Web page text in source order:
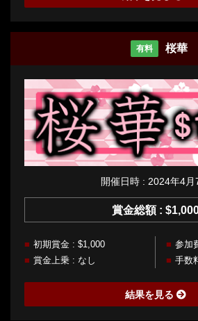
有料 桜華
開催日時 : 2024年4月
賞金総額 :
初期賞金 : $1,000
参加
賞金上乗 : なし
手数
結果を見る